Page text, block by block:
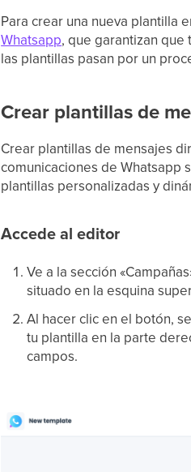
Para crear una nueva plantilla
Whatsapp, que garantizan
las plantillas pasan por un
Crear plantillas de
Crear plantillas de mensajes
comunicaciones de Whatsapp
plantillas personalizadas y
Accede al editor
Ve a la sección
situado en la esquina
Al hacer clic en el botón,
tu plantilla en la parte
campos.